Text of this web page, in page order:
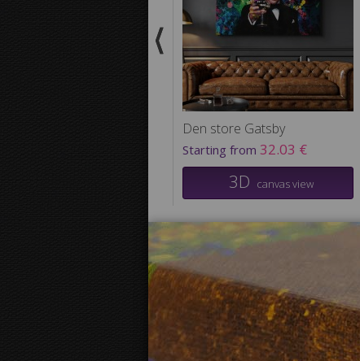
Den store Gatsby
Starting from 32.03 €
3D canvas view